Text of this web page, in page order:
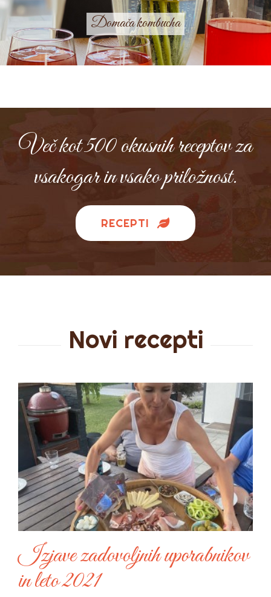
Domača kombucha
Več kot 500 okusnih receptov za
vsakogar in vsako priložnost.
RECEPTI
Novi recepti
Izjave zadovoljnih uporabnikov
in leto 2021